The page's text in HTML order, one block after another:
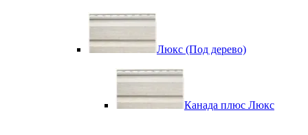
Люкс (Под дерево)
Канада плюс Люкс